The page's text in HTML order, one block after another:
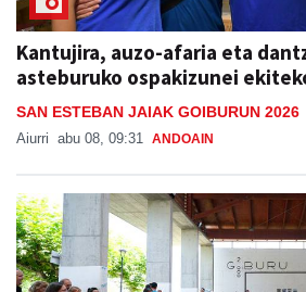
Kantujira, auzo-afaria eta
asteburuko ospakizunei
SAN ESTEBAN JAIAK GOIBURUN 2026
Aiurri abu 08, 09:31 ANDOAIN